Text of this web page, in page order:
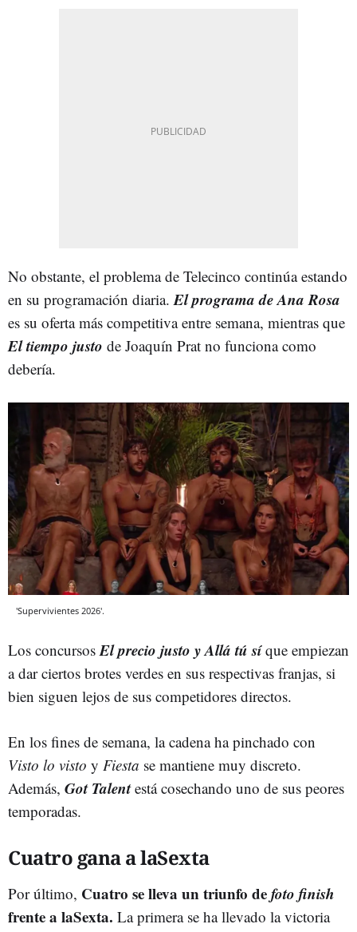
No obstante, el problema de Telecinco continúa estando
en su programación diaria. El programa de Ana Rosa
es su oferta más competitiva entre semana, mientras que
El tiempo justo de Joaquín Prat no funciona como
debería.
'Supervivientes 2026'.
Los concursos El precio justo y Allá tú síque empiezan
a dar ciertos brotes verdes en sus respectivas franjas, si
bien siguen lejos de sus competidores directos.
En los fines de semana, la cadena ha pinchado con
Visto lo visto y Fiesta se mantiene muy discreto.
Además, Got Talentestá cosechando uno de sus peores
temporadas.
Cuatro gana a laSexta
Por último, Cuatro se lleva un triunfo defoto finish
frente a laSexta. La primera se ha llevado la victoria